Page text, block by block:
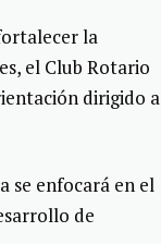
la
el Club Rotario
dirigido a
se enfocará en el
de